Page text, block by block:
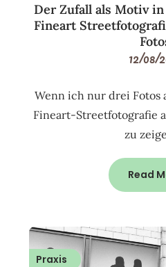
Der Zufall als Motiv
Fineart
12/08/
Wenn ich nur drei Fotos
Fineart-Streetfotografie
zu
Read
Praxis